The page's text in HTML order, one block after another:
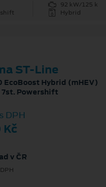
92 kW/125 k
Hybrid
ST-Line
EcoBoost Hybrid (mHEV)
7st. Powershift
DPH
v ČR